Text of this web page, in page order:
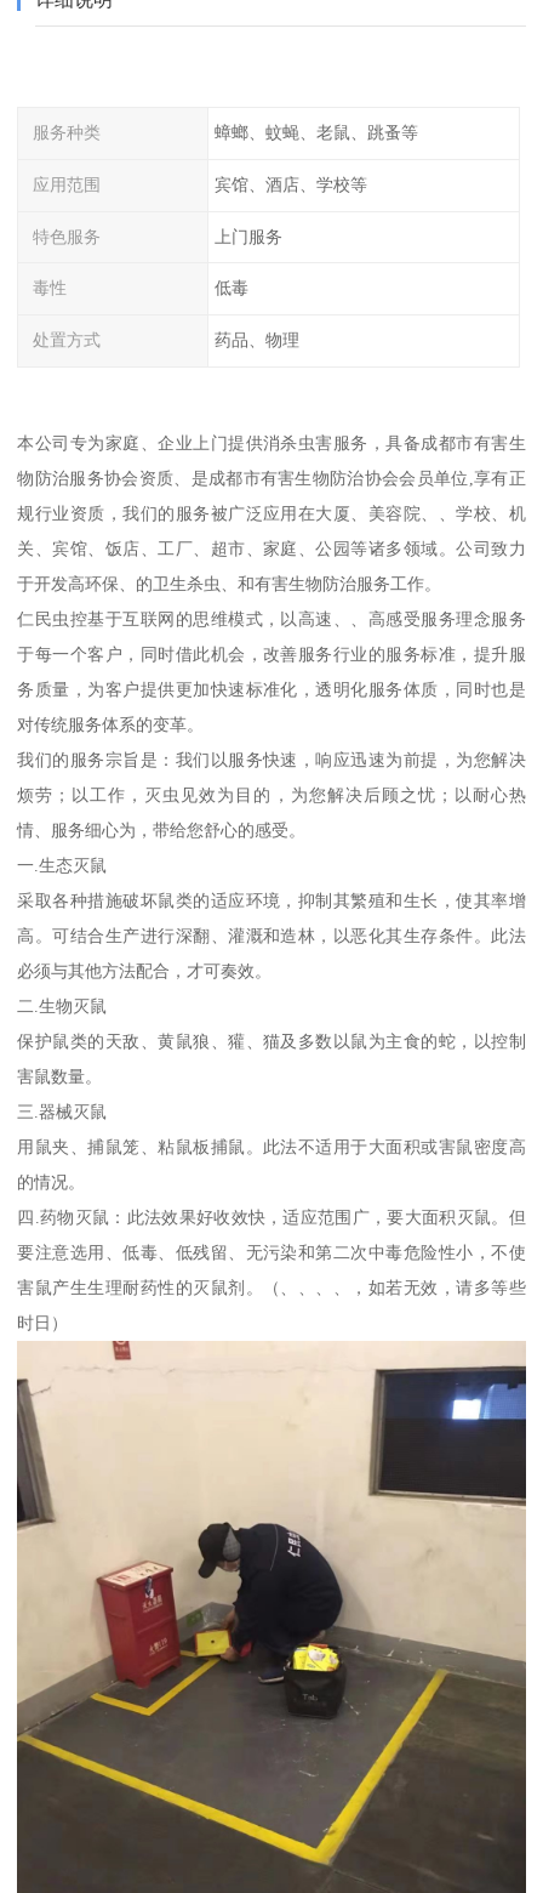
服务种类 蟑螂、蚊蝇、老鼠、跳蚤等
应用范围 宾馆、酒店、学校等
特色服务 上门服务
毒性 低毒
处置方式 药品、物理
本公司专为家庭、企业上门提供消杀虫害服务，具备成都市有害生
物防治服务协会资质、是成都市有害生物防治协会会员单位,享有正
规行业资质，我们的服务被广泛应用在大厦、美容院、、学校、机
关、宾馆、饭店、工厂、超市、家庭、公园等诸多领域。公司致力
于开发高环保、的卫生杀虫、和有害生物防治服务工作。
仁民虫控基于互联网的思维模式，以高速、、高感受服务理念服务
于每一个客户，同时借此机会，改善服务行业的服务标准，提升服
务质量，为客户提供更加快速标准化，透明化服务体质，同时也是
对传统服务体系的变革。
我们的服务宗旨是：我们以服务快速，响应迅速为前提，为您解决
烦劳；以工作，灭虫见效为目的，为您解决后顾之忧；以耐心热
情、服务细心为，带给您舒心的感受。
一.生态灭鼠
采取各种措施破坏鼠类的适应环境，抑制其繁殖和生长，使其率增
高。可结合生产进行深翻、灌溉和造林，以恶化其生存条件。此法
必须与其他方法配合，才可奏效。
二.生物灭鼠
保护鼠类的天敌、黄鼠狼、獾、猫及多数以鼠为主食的蛇，以控制
害鼠数量。
三.器械灭鼠
用鼠夹、捕鼠笼、粘鼠板捕鼠。此法不适用于大面积或害鼠密度高
的情况。
四.药物灭鼠：此法效果好收效快，适应范围广，要大面积灭鼠。但
要注意选用、低毒、低残留、无污染和第二次中毒危险性小，不使
害鼠产生生理耐药性的灭鼠剂。（、、、、，如若无效，请多等些
时日）